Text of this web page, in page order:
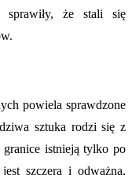
sprawiły, że stali się
powiela sprawdzone
sztuka rodzi się z
istnieją tylko po
szczera i odważna,